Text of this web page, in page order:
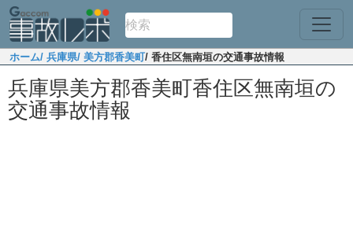
ホーム/ 兵庫県/ 美方郡香美町/ 香住区無南垣の交通事故情報
兵庫県美方郡香美町香住区無南垣の
交通事故情報